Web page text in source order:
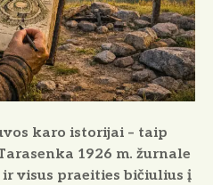
karo istorijai – taip
1926 m. žurnale
visus praeities bičiulius į